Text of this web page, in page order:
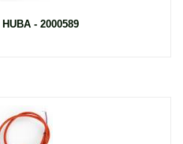
- 2000589